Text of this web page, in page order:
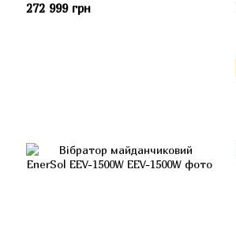
272 999 грн